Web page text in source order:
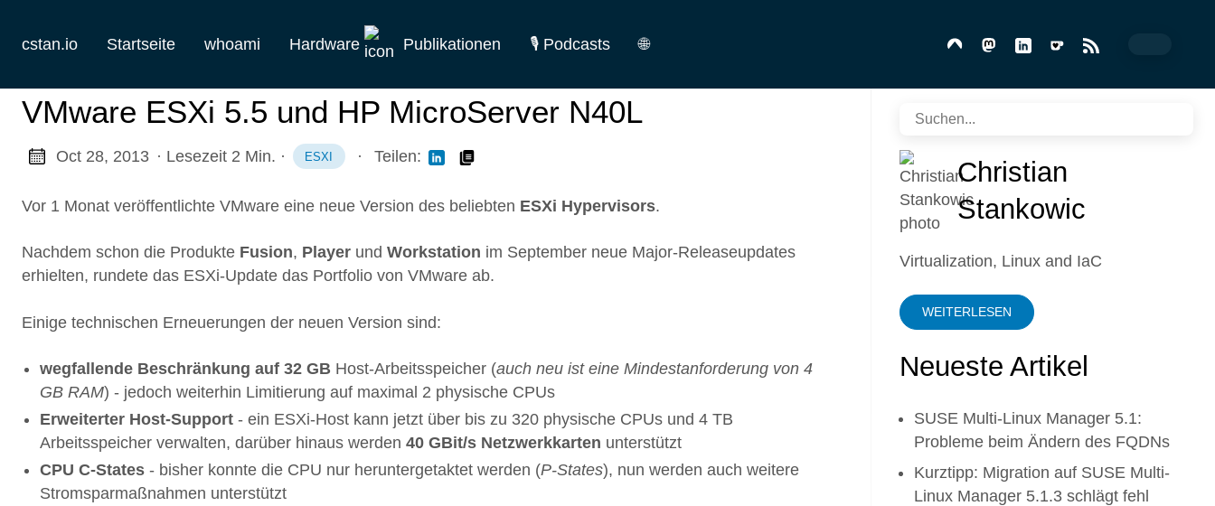
cstan.io Startseite whoami Hardware
Historie
Homelab
Retro
Publikationen 🎙️ Podcasts 🌐
English
VMware ESXi 5.5 und HP MicroServer N40L
Oct 28, 2013 · Lesezeit 2 Min. · ESXI · Teilen:
Vor 1 Monat veröffentlichte VMware eine neue Version des beliebten ESXi Hypervisors.
Nachdem schon die Produkte Fusion, Player und Workstation im September neue Major-Releaseupdates
erhielten, rundete das ESXi-Update das Portfolio von VMware ab.
Einige technischen Erneuerungen der neuen Version sind:
wegfallende Beschränkung auf 32 GB Host-Arbeitsspeicher (auch neu ist eine Mindestanforderung von 4
GB RAM) - jedoch weiterhin Limitierung auf maximal 2 physische CPUs
Erweiterter Host-Support - ein ESXi-Host kann jetzt über bis zu 320 physische CPUs und 4 TB
Arbeitsspeicher verwalten, darüber hinaus werden 40 GBit/s Netzwerkkarten unterstützt
CPU C-States - bisher konnte die CPU nur heruntergetaktet werden (P-States), nun werden auch weitere
Stromsparmaßnahmen unterstützt
Christian
Stankowic
Virtualization, Linux and IaC
WEITERLESEN
Neueste Artikel
SUSE Multi-Linux Manager 5.1:
Probleme beim Ändern des FQDNs
Kurztipp: Migration auf SUSE Multi-
Linux Manager 5.1.3 schlägt fehl